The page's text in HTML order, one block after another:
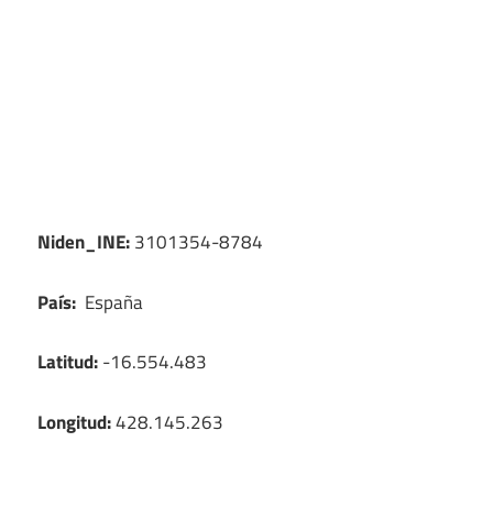
Niden_INE:3101354-8784
País: España
Latitud:-16.554.483
Longitud:428.145.263